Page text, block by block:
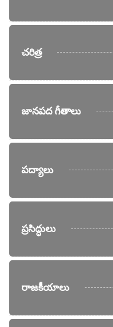
చరిత్ర
జానపద గీతాలు
పద్యాలు
ప్రసిద్ధులు
రాజకీయాలు